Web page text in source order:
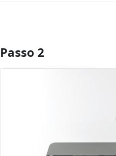
Aggiungi Commento
Passo 2